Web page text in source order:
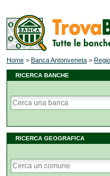
Home > Banca Antonveneta >
RICERCA BANCHE
RICERCA GEOGRAFICA